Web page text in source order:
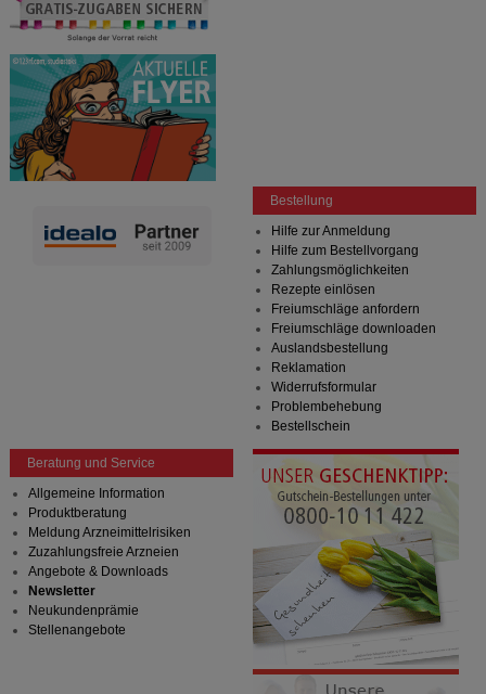
Bestellung
Hilfe zur Anmeldung
Hilfe zum Bestellvorgang
Zahlungsmöglichkeiten
Rezepte einlösen
Freiumschläge anfordern
Freiumschläge downloaden
Auslandsbestellung
Reklamation
Widerrufsformular
Problembehebung
Bestellschein
Beratung und Service
Allgemeine Information
Produktberatung
Meldung Arzneimittelrisiken
Zuzahlungsfreie Arzneien
Angebote & Downloads
Newsletter
Neukundenprämie
Stellenangebote